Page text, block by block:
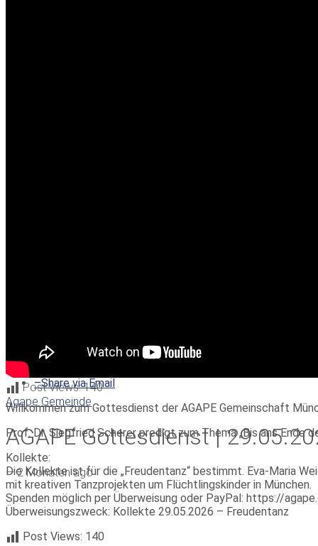
Post Views: 140
Agape Gemeinde
AGAPE Gottesdienst |
— 2 Monaten ago
Share on Twitter
–Share on Facebook
–Share via Email
Willkommen zum Gottesdienst der AGAPE Gemeinschaft
Prof. Dr. Siegfried Scherer predigt zum Thema „Bis ans Ende
Kollekte:
Die Kollekte ist für die „Freudentanz“ bestimmt. Eva-Maria
mit kreativen Tanzprojekten um Flüchtlingskinder in München.
Spenden möglich per Überweisung oder PayPal: https://
Überweisungszweck: Kollekte 29.05.2026 – Freudentanz
Post Views: 140